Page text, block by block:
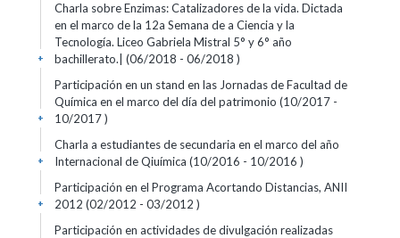
Charla sobre Enzimas: Catalizadores de la vida. Dictada
en el marco de la 12a Semana de a Ciencia y la
Tecnología. Liceo Gabriela Mistral 5° y 6° año
bachillerato.| (06/2018 - 06/2018 )
+
Participación en un stand en las Jornadas de Facultad de
Química en el marco del día del patrimonio (10/2017 -
10/2017 )
+
Charla a estudiantes de secundaria en el marco del año
Internacional de Qiuímica (10/2016 - 10/2016 )
+
Participación en el Programa Acortando Distancias, ANII
2012 (02/2012 - 03/2012 )
+
Participación en actividades de divulgación realizadas